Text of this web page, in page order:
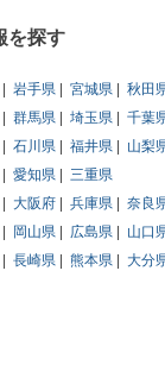
を探す
岩手県 宮城県 秋田
群馬県 埼玉県 千葉
石川県 福井県 山梨
愛知県
三重県
大阪府 兵庫県 奈良
岡山県 広島県 山口
長崎県 熊本県 大分